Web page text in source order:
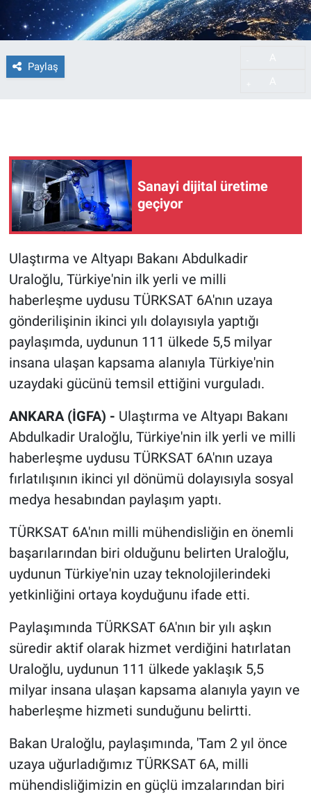
Paylaş
Sanayi dijital üretime
geçiyor
Ulaştırma ve Altyapı Bakanı Abdulkadir
Uraloğlu, Türkiye'nin ilk yerli ve milli
haberleşme uydusu TÜRKSAT 6A'nın uzaya
gönderilişinin ikinci yılı dolayısıyla yaptığı
paylaşımda, uydunun 111 ülkede 5,5 milyar
insana ulaşan kapsama alanıyla Türkiye'nin
uzaydaki gücünü temsil ettiğini vurguladı.
ANKARA (İGFA) - Ulaştırma ve Altyapı Bakanı
Abdulkadir Uraloğlu, Türkiye'nin ilk yerli ve milli
haberleşme uydusu TÜRKSAT 6A'nın uzaya
fırlatılışının ikinci yıl dönümü dolayısıyla sosyal
medya hesabından paylaşım yaptı.
TÜRKSAT 6A'nın milli mühendisliğin en önemli
başarılarından biri olduğunu belirten Uraloğlu,
uydunun Türkiye'nin uzay teknolojilerindeki
yetkinliğini ortaya koyduğunu ifade etti.
Paylaşımında TÜRKSAT 6A'nın bir yılı aşkın
süredir aktif olarak hizmet verdiğini hatırlatan
Uraloğlu, uydunun 111 ülkede yaklaşık 5,5
milyar insana ulaşan kapsama alanıyla yayın ve
haberleşme hizmeti sunduğunu belirtti.
Bakan Uraloğlu, paylaşımında, 'Tam 2 yıl önce
uzaya uğurladığımız TÜRKSAT 6A, milli
mühendisliğimizin en güçlü imzalarından biri